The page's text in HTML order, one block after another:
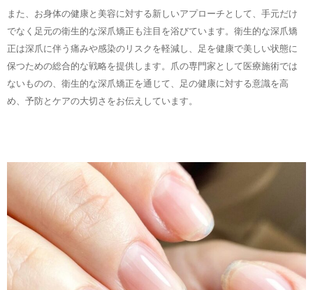
また、お身体の健康と美容に対する新しいアプローチとして、手元だけ
でなく足元の衛生的な深爪矯正も注目を浴びています。衛生的な深爪矯
正は深爪に伴う痛みや感染のリスクを軽減し、足を健康で美しい状態に
保つための総合的な戦略を提供します。爪の専門家として医療施術では
ないものの、衛生的な深爪矯正を通じて、足の健康に対する意識を高
め、予防とケアの大切さをお伝えしています。